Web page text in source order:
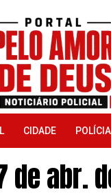
CIDADE POLÍCIA
de abr.